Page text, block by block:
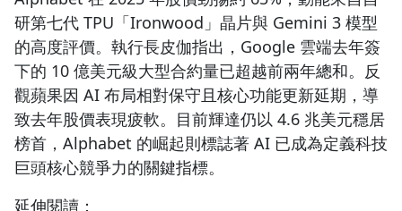
研第七代 TPU「Ironwood」晶片與 Gemini 3 模型
的高度評價。執行長皮伽指出，Google 雲端去年簽
下的 10 億美元級大型合約量已超越前兩年總和。反
觀蘋果因 AI 布局相對保守且核心功能更新延期，導
致去年股價表現疲軟。目前輝達仍以 4.6 兆美元穩居
榜首，Alphabet 的崛起則標誌著 AI 已成為定義科技
巨頭核心競爭力的關鍵指標。
延伸閱讀：